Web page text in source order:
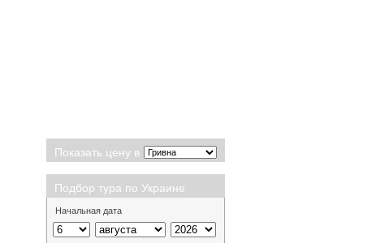
Показать цену в
Подбор тура по Украине
Начальная дата